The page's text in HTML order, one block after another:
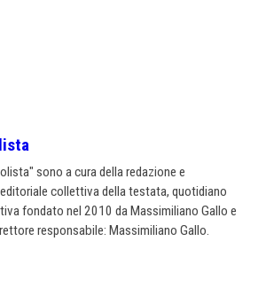
sono a cura della redazione e
collettiva della testata, quotidiano
fondato nel 2010 da Massimiliano Gallo e
responsabile: Massimiliano Gallo.